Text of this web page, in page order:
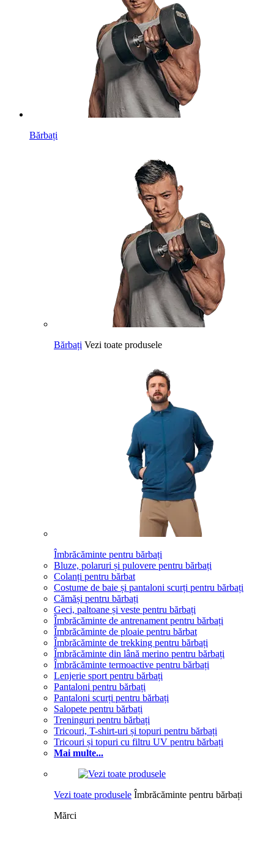
Bărbați
Bărbați Vezi toate produsele
Îmbrăcăminte pentru bărbați
Bluze, polaruri și pulovere pentru bărbați
Colanți pentru bărbat
Costume de baie și pantaloni scurți pentru bărbați
Cămăși pentru bărbați
Geci, paltoane și veste pentru bărbați
Îmbrăcăminte de antrenament pentru bărbați
Îmbrăcăminte de ploaie pentru bărbat
Îmbrăcăminte de trekking pentru bărbați
Îmbrăcăminte din lână merino pentru bărbați
Îmbrăcăminte termoactive pentru bărbați
Lenjerie sport pentru bărbați
Pantaloni pentru bărbați
Pantaloni scurți pentru bărbați
Salopete pentru bărbați
Treninguri pentru bărbați
Tricouri, T-shirt-uri și topuri pentru bărbați
Tricouri și topuri cu filtru UV pentru bărbați
Mai multe...
Vezi toate produsele Îmbrăcăminte pentru bărbați
Mărci